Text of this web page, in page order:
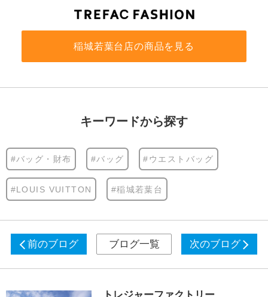
稲城若葉台店の商品を見る
キーワードから探す
#バッグ・財布 #バッグ #ウエストバッグ
#LOUIS VUITTON #稲城若葉台
前のブログ ブログ一覧 次のブログ
トレジャーファクトリー